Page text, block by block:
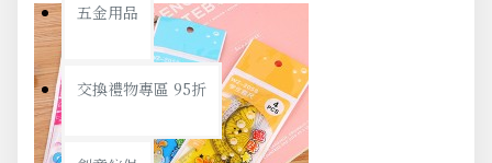
五金用品
交換禮物專區 95折